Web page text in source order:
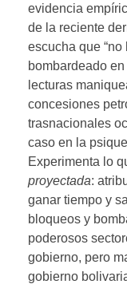
evidencia
de la reciente
escucha que
bombardeado
lecturas
concesiones
trasnacionales
caso en la
Experimenta lo
proyectada:
ganar tiempo y
bloqueos y
poderosos
gobierno, pero
gobierno